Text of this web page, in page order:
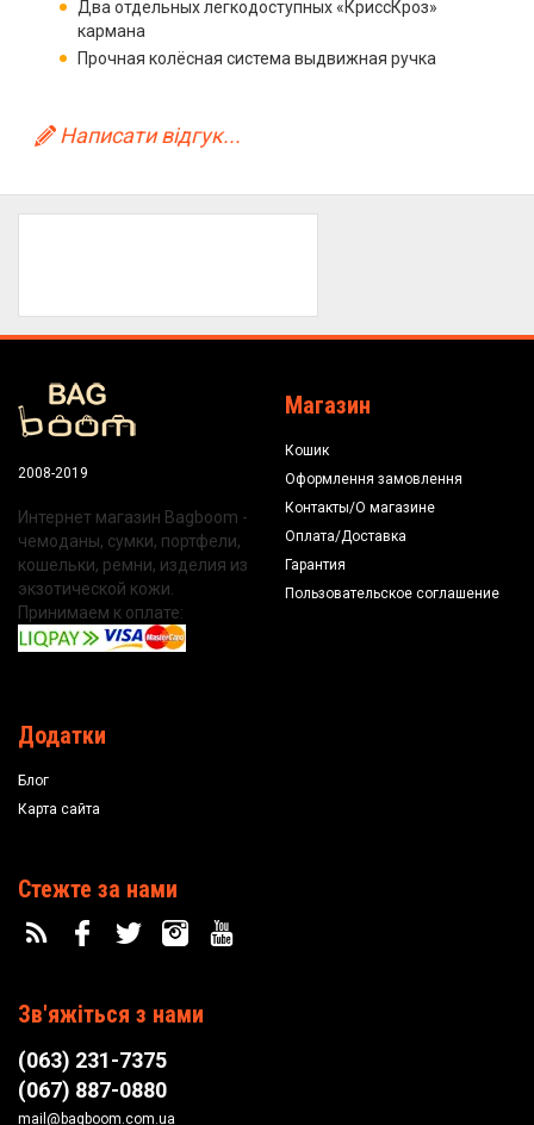
Два отдельных легкодоступных «КриссКроз»
кармана
Прочная колёсная система выдвижная ручка
Написати відгук...
2008-2019
Интернет магазин Bagboom -
чемоданы, сумки, портфели,
кошельки, ремни, изделия из
экзотической кожи.
Принимаем к оплате:
Магазин
Кошик
Оформлення замовлення
Контакты/О магазине
Оплата/Доставка
Гарантия
Пользовательское соглашение
Додатки
Блог
Карта сайта
Стежте за нами
Зв'яжіться з нами
(063) 231-7375
(067) 887-0880
mail@bagboom.com.ua